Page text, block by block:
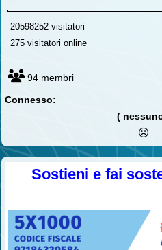
20598252 visitatori
275 visitatori online
94 membri
Connesso:
(
Sostieni e fai